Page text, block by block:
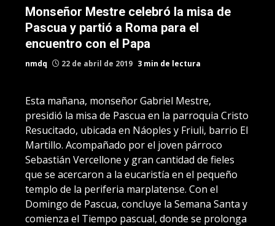
Monseñor Mestre celebró la misa de
Pascua y partió a Roma para el
encuentro con el Papa
nmdq 22 de abril de 2019 3 min de lectura
Esta mañana, monseñor Gabriel Mestre,
presidió la misa de Pascua en la parroquia Cristo
Resucitado, ubicada en Náoples y Friuli, barrio El
Martillo. Acompañado por el joven párroco
Sebastián Vercellone y gran cantidad de fieles
que se acercaron a la eucaristía en el pequeño
templo de la periferia marplatense. Con el
Domingo de Pascua, concluye la Semana Santa y
comienza el Tiempo pascual, donde se prolonga